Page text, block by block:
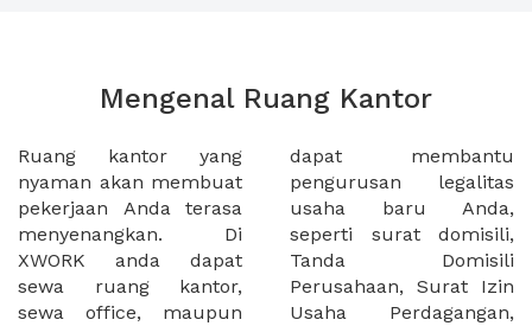
Mengenal Ruang Kantor
Ruang kantor yang
nyaman akan membuat
pekerjaan Anda terasa
menyenangkan. Di
XWORK anda dapat
sewa ruang kantor,
sewa office, maupun
dapat membantu
pengurusan legalitas
usaha baru Anda,
seperti surat domisili,
Tanda Domisili
Perusahaan, Surat Izin
Usaha Perdagangan,